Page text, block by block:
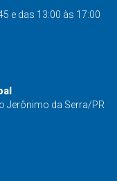
e das 13:00 às 17:00
Jerônimo da Serra/PR